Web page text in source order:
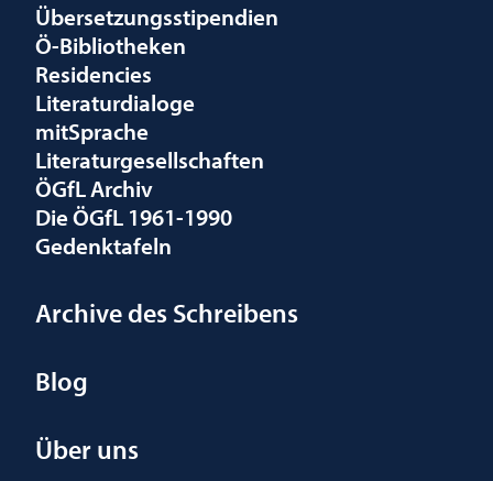
Übersetzungsstipendien
Ö-Bibliotheken
Residencies
Literaturdialoge
mitSprache
Literaturgesellschaften
ÖGfL Archiv
Die ÖGfL 1961-1990
Gedenktafeln
Archive des Schreibens
Blog
Über uns